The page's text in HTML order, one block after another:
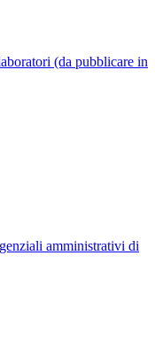
(da pubblicare in
amministrativi di